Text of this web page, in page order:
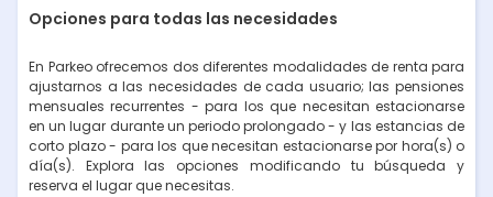
Opciones para todas las necesidades
En Parkeo ofrecemos dos diferentes modalidades de renta para
ajustarnos a las necesidades de cada usuario; las pensiones
mensuales recurrentes - para los que necesitan estacionarse
en un lugar durante un periodo prolongado - y las estancias de
corto plazo - para los que necesitan estacionarse por hora(s) o
día(s). Explora las opciones modificando tu búsqueda y
reserva el lugar que necesitas.